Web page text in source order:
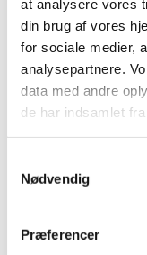
at analysere vores
din brug af vores
for sociale medier,
analysepartnere.
data med andre
de har indsamlet
Nødvendig
Præferencer
Antallet af
til lægemidler i
|27. marts 2008 |
I 2007 behandlede
ansøgninger om
Årsrapport fra
forebyggelse 17